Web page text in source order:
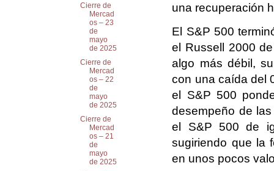
una recuperación
El S&P 500
el Russell 2000
algo más débil,
con una caída del
el S&P 500
desempeño de
el S&P 500 de
sugiriendo que la
en unos pocos
Cierre de
Mercad
os – 23
de
mayo
de 2025
Cierre de
Mercad
os – 22
de
mayo
de 2025
Cierre de
Mercad
os – 21
de
mayo
de 2025